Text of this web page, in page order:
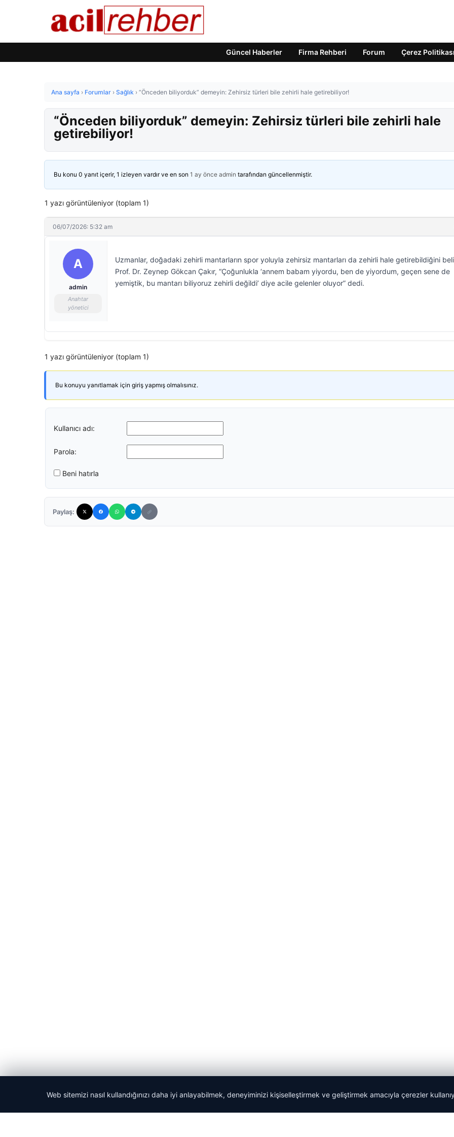
Güncel Haberler Firma Rehberi Forum Çerez Politikası
Ana sayfa › Forumlar › Sağlık › “Önceden biliyorduk” demeyin: Zehirsiz türleri bile zehirli hale getirebiliyor!
“Önceden biliyorduk” demeyin: Zehirsiz türleri bile zehirli hale
getirebiliyor!
Bu konu 0 yanıt içerir, 1 izleyen vardır ve en son 1 ay önce admin tarafından güncellenmiştir.
1 yazı görüntüleniyor (toplam 1)
06/07/2026: 5:32 am
A
admin
Anahtar
yönetici
Uzmanlar, doğadaki zehirli mantarların spor yoluyla zehirsiz mantarları da zehirli hale getirebildiğini
Prof. Dr. Zeynep Gökcan Çakır, “Çoğunlukla ‘annem babam yiyordu, ben de yiyordum, geçen sene de
yemiştik, bu mantarı biliyoruz zehirli değildi’ diye acile gelenler oluyor” dedi.
1 yazı görüntüleniyor (toplam 1)
Bu konuyu yanıtlamak için giriş yapmış olmalısınız.
Kullanıcı adı:
Parola:
Beni hatırla
Paylaş:
© 2026 Acil Rehber | Gündem Haberleri
Web sitemizi nasıl kullandığınızı daha iyi anlayabilmek, deneyiminizi kişiselleştirmek ve geliştirmek amacıyla çerezler